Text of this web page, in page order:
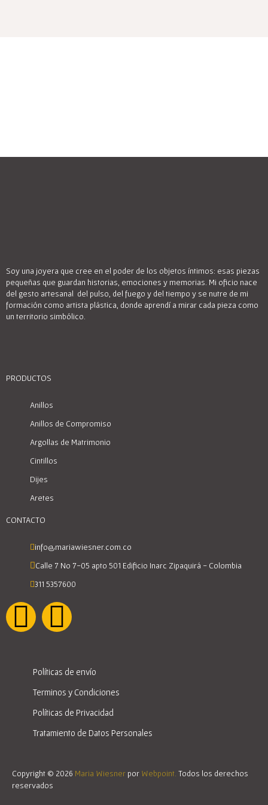
Soy una joyera que cree en el poder de los objetos íntimos: esas piezas
pequeñas que guardan historias, emociones y memorias. Mi oficio nace
del gesto artesanal del pulso, del fuego y del tiempo y se nutre de mi
formación como artista plástica, donde aprendí a mirar cada pieza como
un territorio simbólico.
PRODUCTOS
Anillos
Anillos de Compromiso
Argollas de Matrimonio
Cintillos
Dijes
Aretes
CONTACTO
info@mariawiesner.com.co
Calle 7 No 7-05 apto 501 Edificio Inarc Zipaquirá - Colombia
311 5357600
Políticas de envío
Terminos y Condiciones
Políticas de Privacidad
Tratamiento de Datos Personales
Copyright © 2026 Maria Wiesnerpor Webpoint. Todos los derechos
reservados